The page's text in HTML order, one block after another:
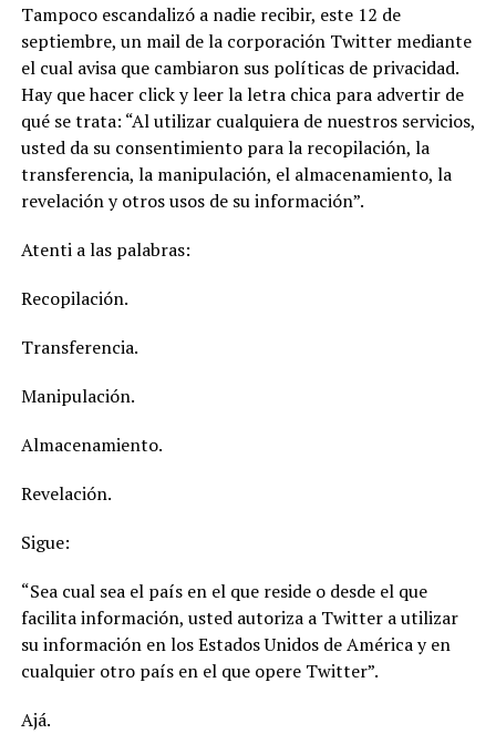
Tampoco escandalizó a nadie recibir, este 12 de
septiembre, un mail de la corporación Twitter mediante
el cual avisa que cambiaron sus políticas de privacidad.
Hay que hacer click y leer la letra chica para advertir de
qué se trata: “Al utilizar cualquiera de nuestros servicios,
usted da su consentimiento para la recopilación, la
transferencia, la manipulación, el almacenamiento, la
revelación y otros usos de su información”.
Atenti a las palabras:
Recopilación.
Transferencia.
Manipulación.
Almacenamiento.
Revelación.
Sigue:
“Sea cual sea el país en el que reside o desde el que
facilita información, usted autoriza a Twitter a utilizar
su información en los Estados Unidos de América y en
cualquier otro país en el que opere Twitter”.
Ajá.